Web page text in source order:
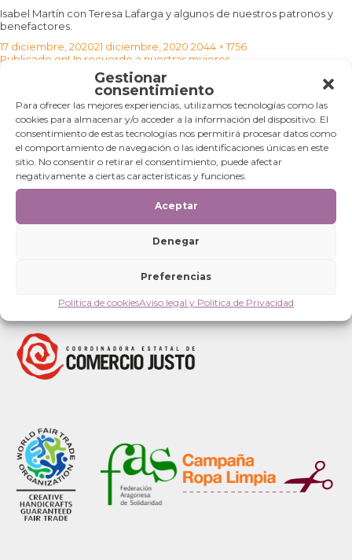
Gestionar
consentimiento
Para ofrecer las mejores experiencias, utilizamos tecnologías como las
cookies para almacenar y/o acceder a la información del dispositivo. El
consentimiento de estas tecnologías nos permitirá procesar datos como
el comportamiento de navegación o las identificaciones únicas en este
sitio. No consentir o retirar el consentimiento, puede afectar
negativamente a ciertas características y funciones.
Aceptar
Denegar
Preferencias
Política de cookiesAviso legal y Política de Privacidad
Isabel Martín con Teresa Lafarga y algunos de nuestros patronos y
benefactores.
Publicado
el
17 diciembre, 202021 diciembre, 2020 Tamaño
completo
2044 × 1756
Navegación
de
Publicado enUn recuerdo a nuestras mujeres…
Categorías